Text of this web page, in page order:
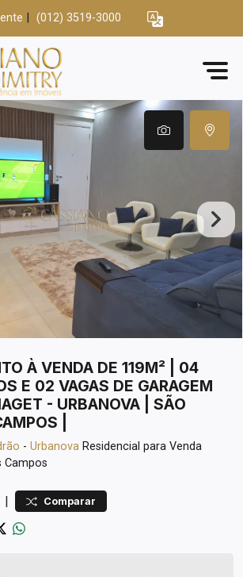
(012) 3519-3000
À VENDA DE 119M² | 04
E 02 VAGAS DE GARAGEM
- URBANOVA | SÃO
|
- Urbanova Residencial para Venda
Campos
| Comparar